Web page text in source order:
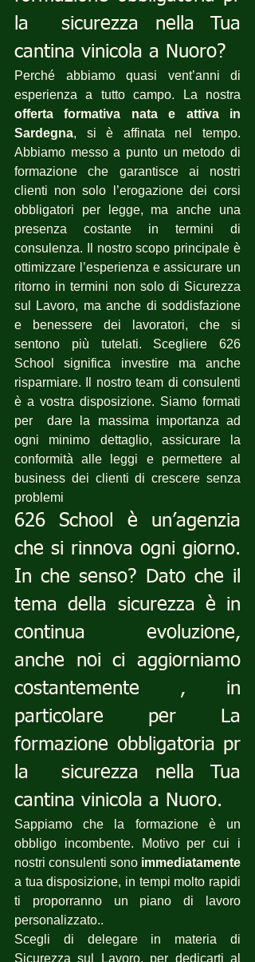
la  sicurezza nella Tua
cantina vinicola a Nuoro?
Perché abbiamo quasi vent’anni di
offerta formativa nata e attiva in
Sardegna, si è affinata nel tempo.
Abbiamo messo a punto un metodo di
formazione che garantisce ai nostri
clienti non solo l’erogazione dei corsi
obbligatori per legge, ma anche una
presenza costante in termini di
consulenza. Il nostro scopo principale è
ottimizzare l’esperienza e assicurare un
ritorno in termini non solo di Sicurezza
sul Lavoro, ma anche di soddisfazione
e benessere dei lavoratori, che si
sentono più tutelati. Scegliere 626
School significa investire ma anche
risparmiare. Il nostro team di consulenti
è a vostra disposizione. Siamo formati
per  dare la massima importanza ad
ogni minimo dettaglio, assicurare la
conformità alle leggi e permettere al
business dei clienti di crescere senza
problemi
626 School è un’agenzia
che si rinnova ogni giorno.
In che senso? Dato che il
tema della sicurezza è in
continua evoluzione,
anche noi ci aggiorniamo
costantemente , in
particolare per La
formazione obbligatoria pr
la  sicurezza nella Tua
cantina vinicola a Nuoro.
Sappiamo che la formazione è un
obbligo incombente. Motivo per cui i
nostri consulenti sono immediatamente
a tua disposizione, in tempi molto rapidi
ti proporranno un piano di lavoro
personalizzato..
Scegli di delegare in materia di
Sicurezza sul Lavoro, per dedicarti al